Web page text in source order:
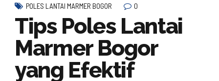
POLES LANTAI MARMER BOGOR 0
Tips Poles Lantai
Marmer Bogor
yang Efektif